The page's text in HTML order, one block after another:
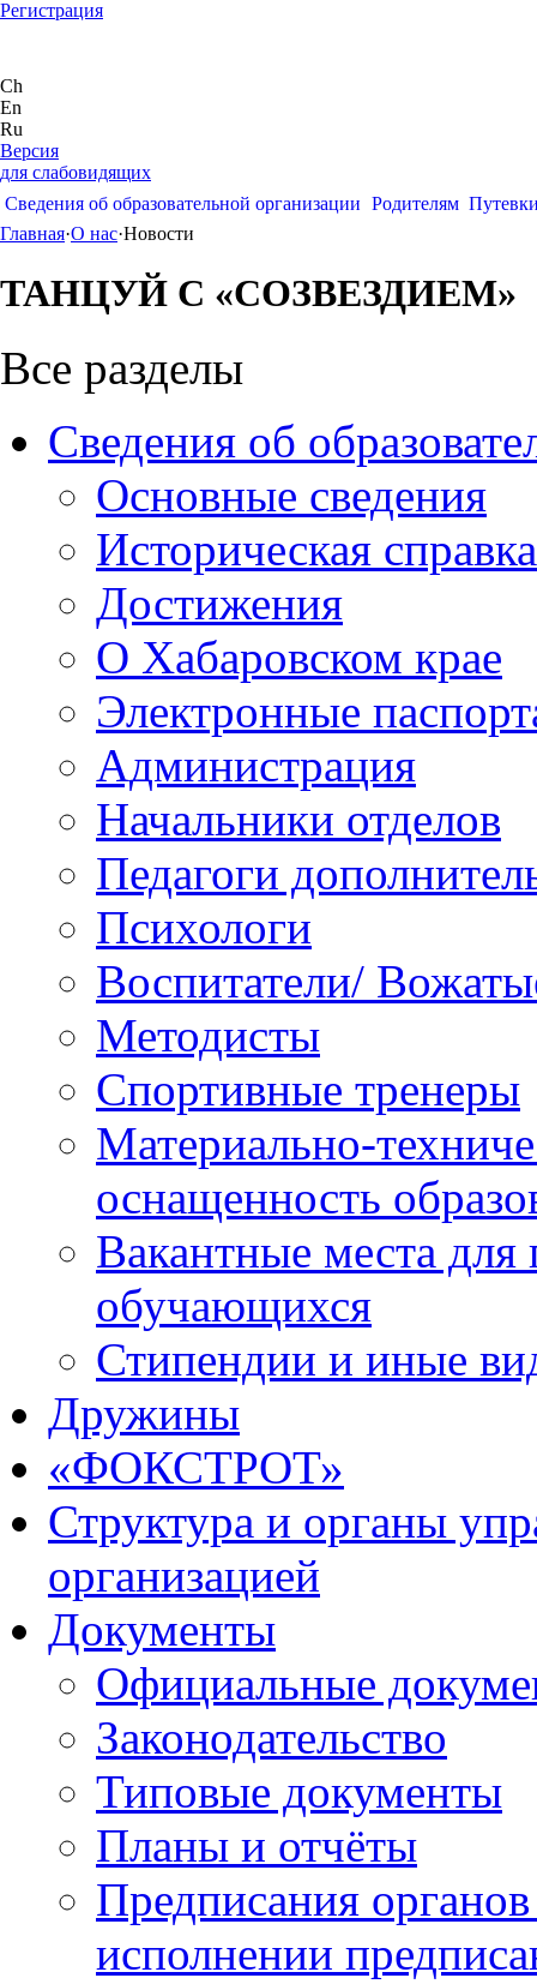
Регистрация
Ch
En
Ru
Версия
для слабовидящих
Сведения об образовательной организации Родителям
Главная·О нас·Новости
ТАНЦУЙ С «СОЗВЕЗДИЕМ»
Все разделы
Сведения об
Основные сведения
Историческая справка
Достижения
О Хабаровском крае
Электронные
Администрация
Начальники отделов
Педагоги
Психологи
Воспитатели/
Методисты
Спортивные тренеры
Материально-
оснащенность
Вакантные места для
обучающихся
Стипендии и иные
Дружины
«ФОКСТРОТ»
Структура и органы
организацией
Документы
Официальные
Законодательство
Типовые документы
Планы и отчёты
Предписания
исполнении